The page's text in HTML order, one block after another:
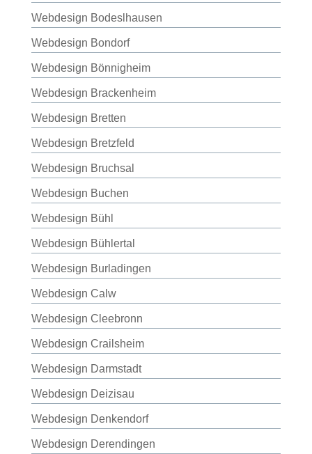
Webdesign Bodeslhausen
Webdesign Bondorf
Webdesign Bönnigheim
Webdesign Brackenheim
Webdesign Bretten
Webdesign Bretzfeld
Webdesign Bruchsal
Webdesign Buchen
Webdesign Bühl
Webdesign Bühlertal
Webdesign Burladingen
Webdesign Calw
Webdesign Cleebronn
Webdesign Crailsheim
Webdesign Darmstadt
Webdesign Deizisau
Webdesign Denkendorf
Webdesign Derendingen